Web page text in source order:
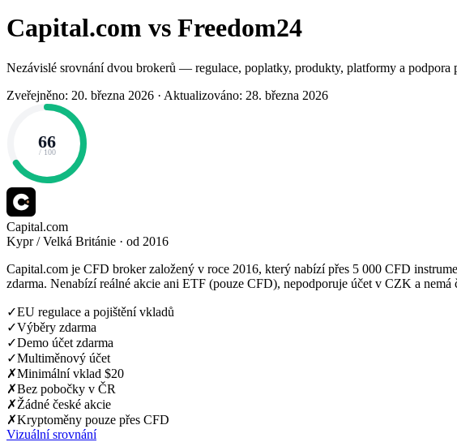
Capital.com vs Freedom24
Nezávislé srovnání dvou brokerů — regulace, poplatky, produkty, platformy a podpora
Zveřejněno: 20. března 2026 · Aktualizováno: 28. března 2026
66
/ 100
Capital.com
Kypr / Velká Británie · od 2016
Capital.com je CFD broker založený v roce 2016, který nabízí přes 5 000 CFD
zdarma. Nenabízí reálné akcie ani ETF (pouze CFD), nepodporuje účet v CZK a nemá
✓EU regulace a pojištění vkladů
✓Výběry zdarma
✓Demo účet zdarma
✓Multiměnový účet
✗Minimální vklad $20
✗Bez pobočky v ČR
✗Žádné české akcie
✗Kryptoměny pouze přes CFD
Vizuální srovnání